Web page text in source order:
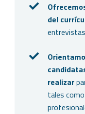
del
realizar
tales